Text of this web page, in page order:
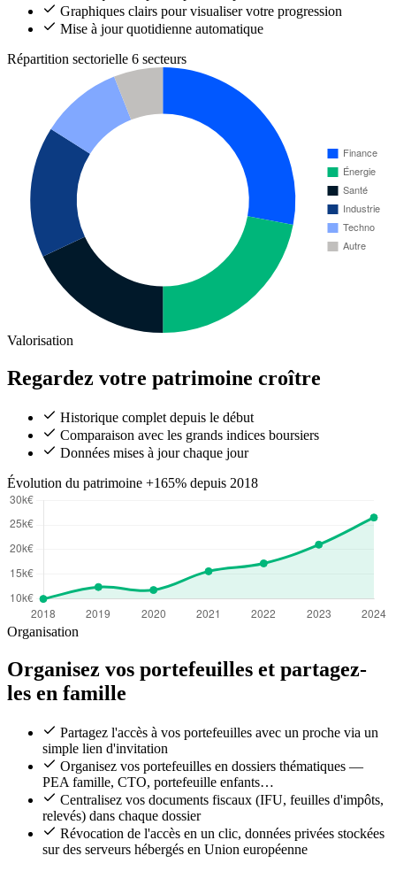
Graphiques clairs pour visualiser votre progression
Mise à jour quotidienne automatique
Répartition sectorielle 6 secteurs
Valorisation
Regardez votre patrimoine croître
Historique complet depuis le début
Comparaison avec les grands indices boursiers
Données mises à jour chaque jour
Évolution du patrimoine +165% depuis 2018
Organisation
Organisez vos portefeuilles et partagez-
les en famille
Partagez l'accès à vos portefeuilles avec un proche via un
simple lien d'invitation
Organisez vos portefeuilles en dossiers thématiques —
PEA famille, CTO, portefeuille enfants…
Centralisez vos documents fiscaux (IFU, feuilles d'impôts,
relevés) dans chaque dossier
Révocation de l'accès en un clic, données privées stockées
sur des serveurs hébergés en Union européenne